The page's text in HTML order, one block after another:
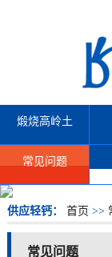
煅烧高岭土
常见问题
供应轻钙： 首页 >>
常见问题